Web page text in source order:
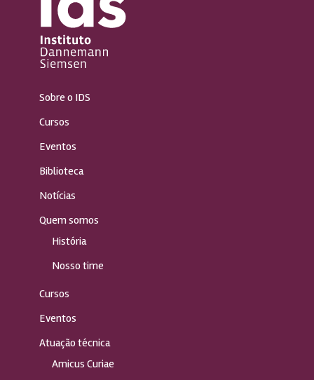
Sobre o IDS
Cursos
Eventos
Biblioteca
Notícias
Quem somos
História
Nosso time
Cursos
Eventos
Atuação técnica
Amicus Curiae